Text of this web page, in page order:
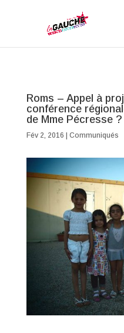
Roms – Appel à
conférence
de Mme Pécresse ?
Fév 2, 2016 Communiqués